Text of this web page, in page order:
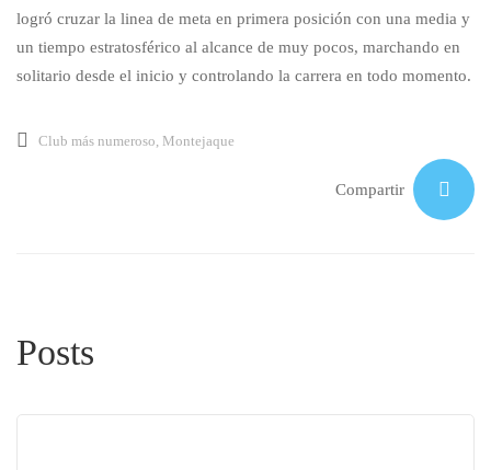
logró cruzar la linea de meta en primera posición con una media y
un tiempo estratosférico al alcance de muy pocos, marchando en
solitario desde el inicio y controlando la carrera en todo momento.
Club más numeroso Montejaque
Compartir
Posts